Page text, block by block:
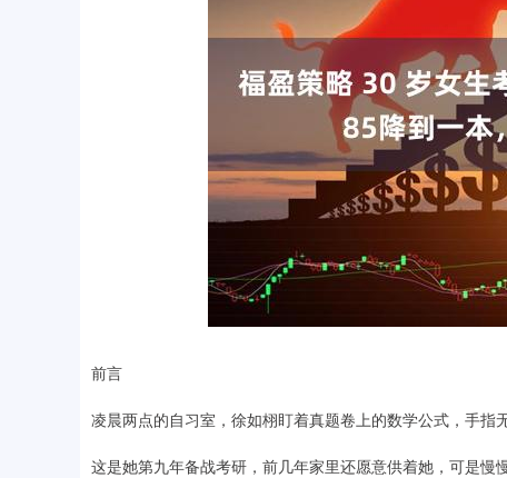
前言
凌晨两点的自习室，徐如栩盯着真题卷上的数学公式，手指
这是她第九年备战考研，前几年家里还愿意供着她，可是慢